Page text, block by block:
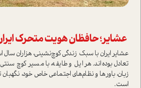
عشایر؛ حافظان هویت متحرک
عشایر ایران با سبک زندگی کوچ‌نشینی، هزاران
تعادل بوده‌اند. هر ایل و طایفه، با مسیر کوچ
زبان، باورها و نظام‌های اجتماعی خاص خود، نگهبان
است.